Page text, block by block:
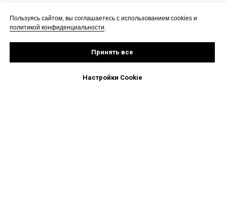
Пользуясь сайтом, вы соглашаетесь с использованием cookies и
политикой конфиденциальности.
Принять все
Настройки Cookie